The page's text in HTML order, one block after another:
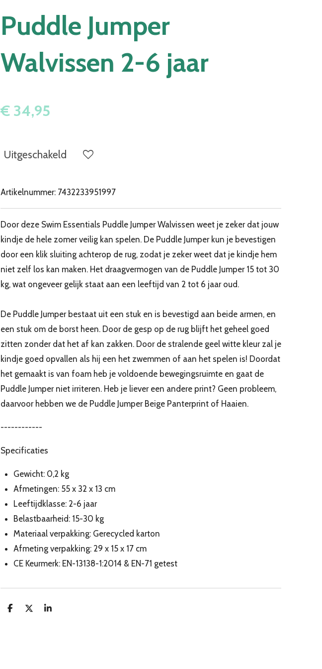
Puddle Jumper
Walvissen 2-6 jaar
€ 34,95
Uitgeschakeld
Artikelnummer: 7432233951997
Door deze Swim Essentials Puddle Jumper Walvissen weet je zeker dat jouw
kindje de hele zomer veilig kan spelen. De Puddle Jumper kun je bevestigen
door een klik sluiting achterop de rug, zodat je zeker weet dat je kindje hem
niet zelf los kan maken. Het draagvermogen van de Puddle Jumper 15 tot 30
kg, wat ongeveer gelijk staat aan een leeftijd van 2 tot 6 jaar oud.
De Puddle Jumper bestaat uit een stuk en is bevestigd aan beide armen, en
een stuk om de borst heen. Door de gesp op de rug blijft het geheel goed
zitten zonder dat het af kan zakken. Door de stralende geel witte kleur zal je
kindje goed opvallen als hij een het zwemmen of aan het spelen is! Doordat
het gemaakt is van foam heb je voldoende bewegingsruimte en gaat de
Puddle Jumper niet irriteren. Heb je liever een andere print? Geen probleem,
daarvoor hebben we de Puddle Jumper Beige Panterprint of Haaien.
------------
Specificaties
Gewicht: 0,2 kg
Afmetingen: 55 x 32 x 13 cm
Leeftijdklasse: 2-6 jaar
Belastbaarheid: 15-30 kg
Materiaal verpakking: Gerecycled karton
Afmeting verpakking:29 x 15 x 17 cm
CE Keurmerk: EN-13138-1:2014 & EN-71 getest
D
D
S